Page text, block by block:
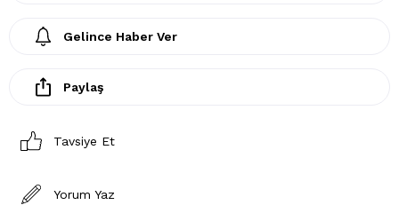
Gelince Haber Ver
Paylaş
Tavsiye Et
Yorum Yaz